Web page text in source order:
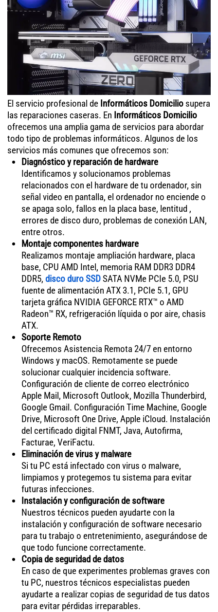
El servicio profesional de Informáticos Domicilio supera
las reparaciones caseras. En Informáticos Domicilio
ofrecemos una amplia gama de servicios para abordar
todo tipo de problemas informáticos. Algunos de los
servicios más comunes que ofrecemos son:
Diagnóstico y reparación de hardware
Identificamos y solucionamos problemas
relacionados con el hardware de tu ordenador, sin
señal video en pantalla, el ordenador no enciende o
se apaga solo, fallos en la placa base, lentitud ,
errores de disco duro, problemas de conexión LAN,
entre otros.
Montaje componentes hardware
Realizamos montaje ampliación hardware, placa
base, CPU AMD Intel, memoria RAM DDR3 DDR4
DDR5, disco duro SSDSATA NVMe PCIe 5.0, PSU
fuente de alimentación ATX 3.1, PCIe 5.1, GPU
tarjeta gráfica NVIDIA GEFORCE RTX™ o AMD
Radeon™ RX, refrigeración líquida o por aire, chasis
ATX.
Soporte Remoto
Ofrecemos Asistencia Remota 24/7 en entorno
Windows y macOS. Remotamente se puede
solucionar cualquier incidencia software.
Configuración de cliente de correo electrónico
Apple Mail, Microsoft Outlook, Mozilla Thunderbird,
Google Gmail. Configuración Time Machine, Google
Drive, Microsoft One Drive, Apple iCloud. Instalación
del certificado digital FNMT, Java, Autofirma,
Facturae, VeriFactu.
Eliminación de virus y malware
Si tu PC está infectado con virus o malware,
limpiamos y protegemos tu sistema para evitar
futuras infecciones.
Instalación y configuración de software
Nuestros técnicos pueden ayudarte con la
instalación y configuración de software necesario
para tu trabajo o entretenimiento, asegurándose de
que todo funcione correctamente.
Copia de seguridad de datos
En caso de que experimentes problemas graves con
tu PC, nuestros técnicos especialistas pueden
ayudarte a realizar copias de seguridad de tus datos
para evitar pérdidas irreparables.